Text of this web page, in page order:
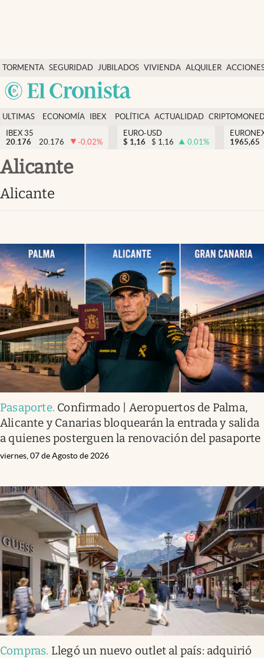
TORMENTA SEGURIDAD
SOCIAL
JUBILADOS VIVIENDA ALQUILER
USA
Economía y finanzas
Política
Actualidad
Criptomonedas
España
ULTIMAS
NOTICIAS
ECONOMÍA
FINANZAS
IBEX
EURO
POLÍTICA ACTUALIDAD
IBEX 35
20.176
20.176 -0.02%
EURO-USD
$ 1,16 $ 1,16 0.01%
1965,65
alicante
alicante
Pasaporte. Confirmado | Aeropuertos de Palma,
Alicante y Canarias bloquearán la entrada y salida
a quienes posterguen la renovación del pasaporte
viernes, 07 de Agosto de 2026
Compras. Llegó un nuevo outlet al país: adquirió